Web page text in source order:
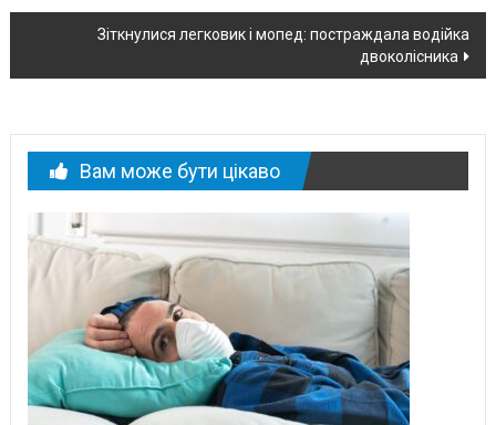
по
новиніЗіткнулися легковик і мопед: постраждала водійка
двоколісника
Вам може бути цікаво